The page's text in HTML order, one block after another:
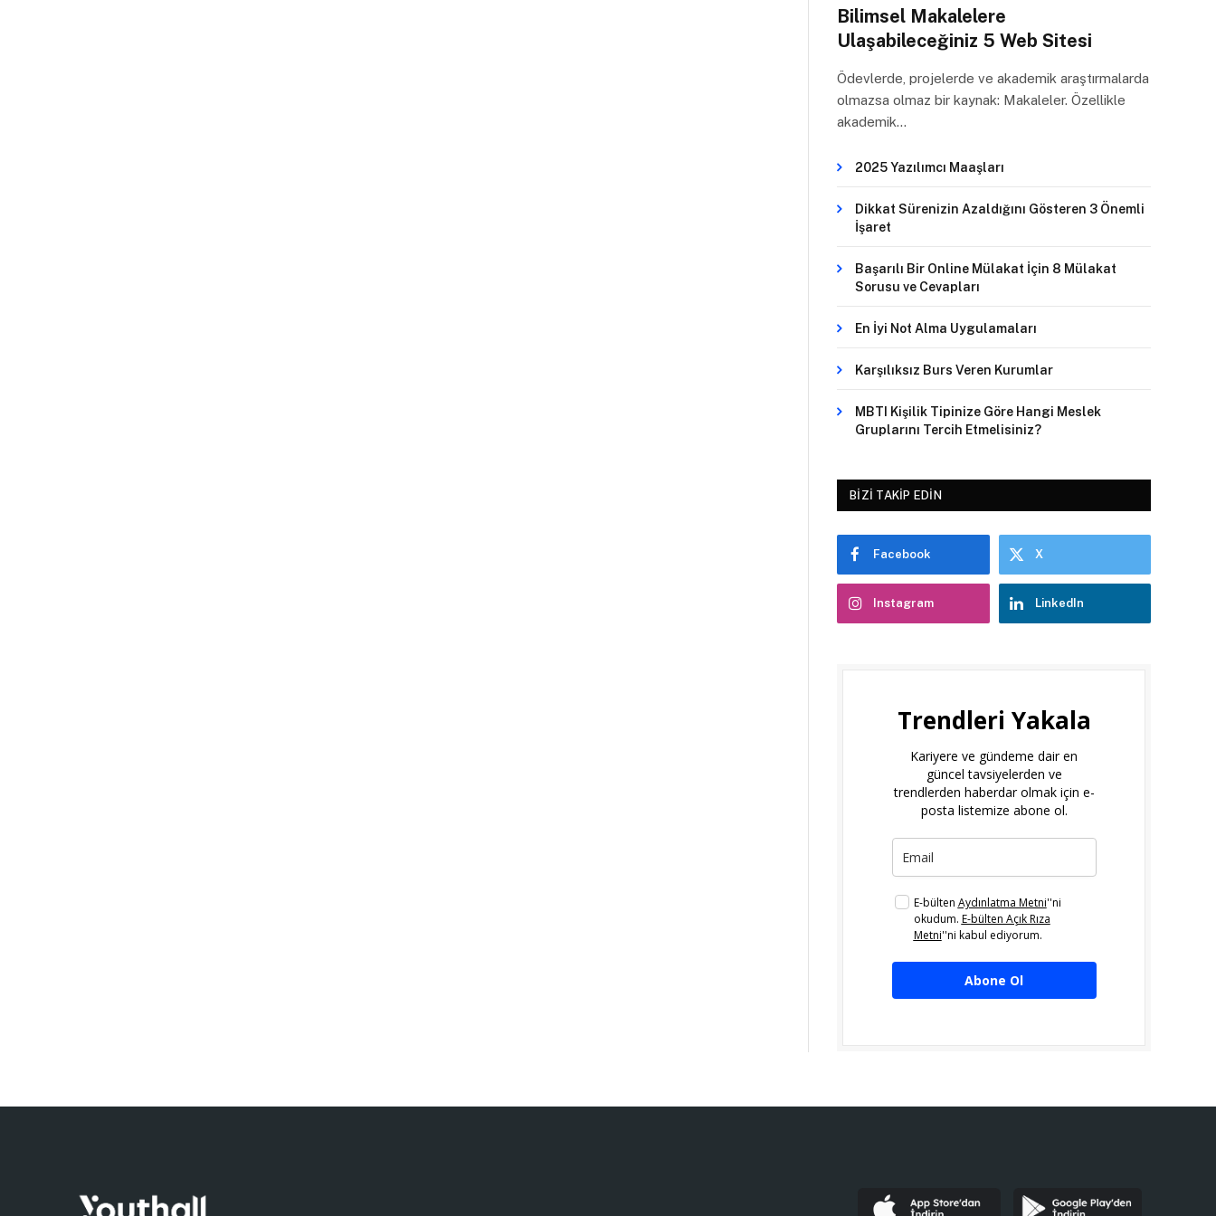
Bilimsel Makalelere
Ulaşabileceğiniz 5 Web Sitesi
Ödevlerde, projelerde ve akademik araştırmalarda
olmazsa olmaz bir kaynak: Makaleler. Özellikle
akademik…
2025 Yazılımcı Maaşları
Dikkat Sürenizin Azaldığını Gösteren 3 Önemli
İşaret
Başarılı Bir Online Mülakat İçin 8 Mülakat
Sorusu ve Cevapları
En İyi Not Alma Uygulamaları
Karşılıksız Burs Veren Kurumlar
MBTI Kişilik Tipinize Göre Hangi Meslek
Gruplarını Tercih Etmelisiniz?
BIZI TAKIP EDIN
Facebook X
Instagram LinkedIn
Trendleri Yakala
Kariyere ve gündeme dair en
güncel tavsiyelerden ve
trendlerden haberdar olmak için e-
posta listemize abone ol.
E-bülten Aydınlatma Metni''ni
okudum. E-bülten Açık Rıza
Metni''ni kabul ediyorum.
Abone Ol